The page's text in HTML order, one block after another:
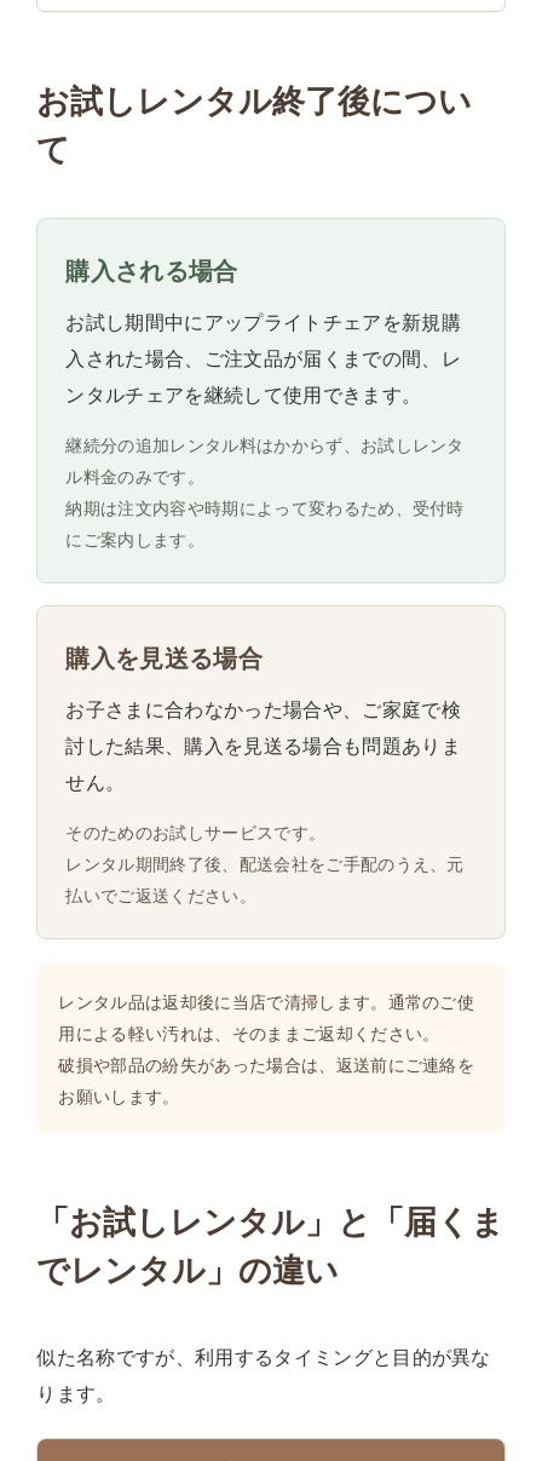
お試しレンタル終了後につい
て
購入される場合
お試し期間中にアップライトチェアを新規購
入された場合、ご注文品が届くまでの間、レ
ンタルチェアを継続して使用できます。
継続分の追加レンタル料はかからず、お試しレンタ
ル料金のみです。
納期は注文内容や時期によって変わるため、受付時
にご案内します。
購入を見送る場合
お子さまに合わなかった場合や、ご家庭で検
討した結果、購入を見送る場合も問題ありま
せん。
そのためのお試しサービスです。
レンタル期間終了後、配送会社をご手配のうえ、元
払いでご返送ください。
レンタル品は返却後に当店で清掃します。通常のご使
用による軽い汚れは、そのままご返却ください。
破損や部品の紛失があった場合は、返送前にご連絡を
お願いします。
「お試しレンタル」と「届くま
でレンタル」の違い
似た名称ですが、利用するタイミングと目的が異な
ります。